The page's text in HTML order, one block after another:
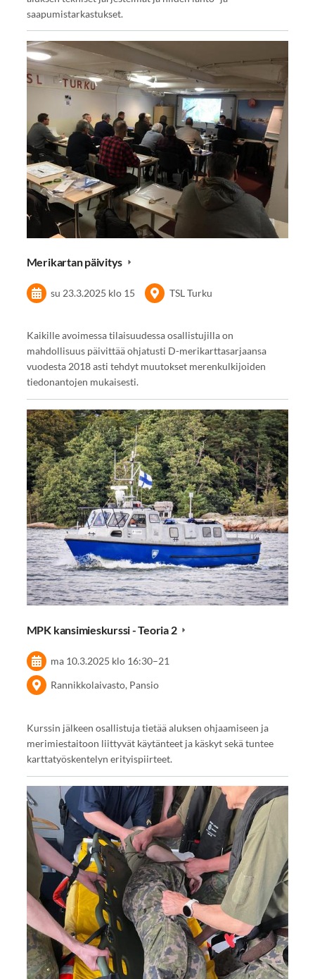
saapumistarkastukset.
Merikartan päivitys
su 23.3.2025 klo 15 TSL Turku
Kaikille avoimessa tilaisuudessa osallistujilla on
mahdollisuus päivittää ohjatusti D-merikarttasarjaansa
vuodesta 2018 asti tehdyt muutokset merenkulkijoiden
tiedonantojen mukaisesti.
MPK kansimieskurssi - Teoria 2
ma 10.3.2025 klo 16:30–21
Rannikkolaivasto, Pansio
Kurssin jälkeen osallistuja tietää aluksen ohjaamiseen ja
merimiestaitoon liittyvät käytänteet ja käskyt sekä tuntee
karttatyöskentelyn erityispiirteet.